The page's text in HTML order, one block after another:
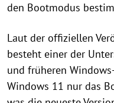
den Bootmodus
Laut der offiziellen
besteht einer der
und früheren
Windows 11 nur das